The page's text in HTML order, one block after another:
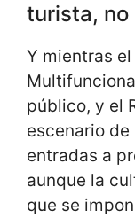
turista, no
Y mientras
público, y el
escenario
entradas a
aunque la
que se